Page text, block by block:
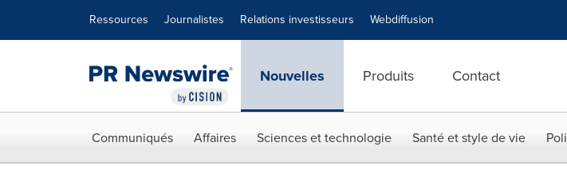
Ressources Journalistes Relations investisseurs Webdiffusion
Nouvelles Produits Contact
Communiqués Affaires Sciences et technologie Santé et style de vie